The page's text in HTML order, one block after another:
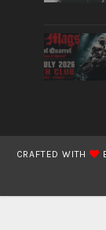
CRAFTED WITH